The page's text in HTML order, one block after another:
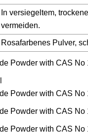
In versiegeltem,
vermeiden.
Rosafarbenes Pulver,